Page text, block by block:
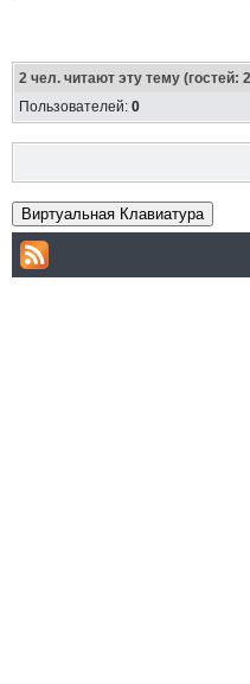
2чел. читают эту тему (гостей:
Пользователей: 0
Виртуальная Клавиатура